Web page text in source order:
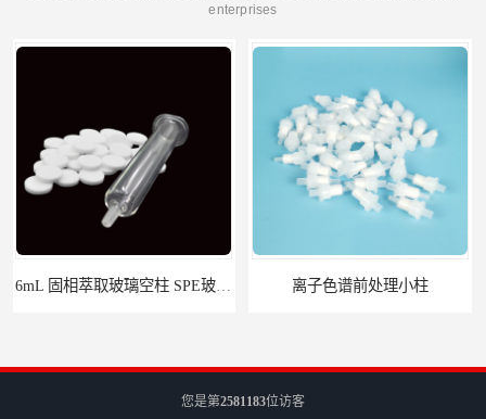
enterprises
离子色谱前处理小柱​
您是第2581183位访客